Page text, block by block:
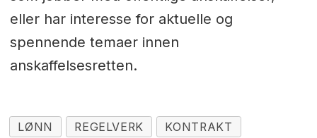
eller har interesse for aktuelle og
spennende temaer innen
anskaffelsesretten.
LØNN REGELVERK KONTRAKT